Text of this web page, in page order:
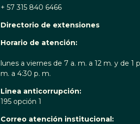
+ 57 315 840 6466
Directorio de extensiones
Horario de atención:
lunes a viernes de 7 a. m. a 12 m. y de 1
m. a 4:30 p. m.
Linea anticorrupción:
195 opción 1
Correo atención institucional: